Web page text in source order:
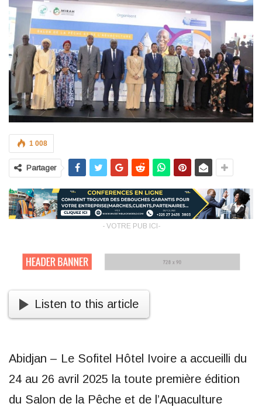
1 008
Partager
- VOTRE PUB ICI-
Listen to this article
Abidjan – Le Sofitel Hôtel Ivoire a accueilli du
24 au 26 avril 2025 la toute première édition
du Salon de la Pêche et de l’Aquaculture